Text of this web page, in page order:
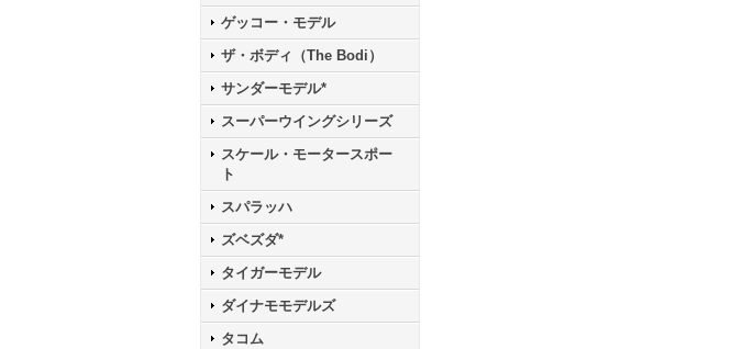
ゲッコー・モデル
ザ・ボディ（The Bodi）
サンダーモデル*
スーパーウイングシリーズ
スケール・モータースポー
ト
スパラッハ
ズベズダ*
タイガーモデル
ダイナモモデルズ
タコム